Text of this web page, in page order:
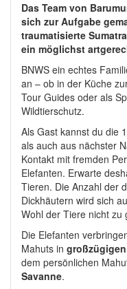
Das Team von
sich zur Aufgabe
traumatisierte
ein möglichst
BNWS ein echtes
an – ob in der Küche
Tour Guides oder als
Wildtierschutz.
Als Gast kannst du die
als auch aus nächster
Kontakt mit fremden
Elefanten. Erwarte
Tieren. Die Anzahl der
Dickhäutern wird sich
Wohl der Tiere nicht zu
Die Elefanten
Mahuts in
dem persönlichen
Savanne.